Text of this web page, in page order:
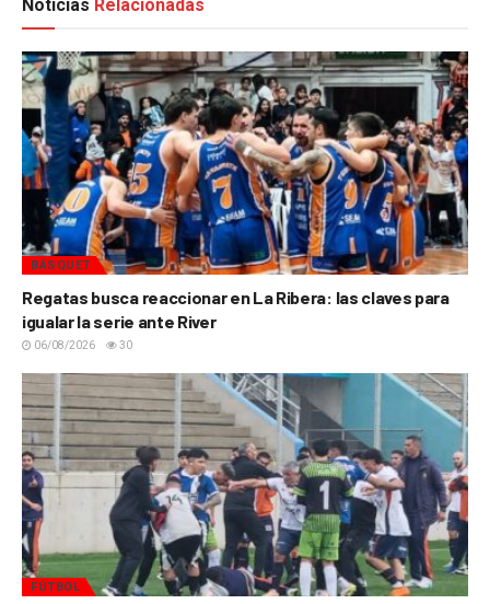
Noticias Relacionadas
BÁSQUET
Regatas busca reaccionar en La Ribera: las claves para
igualar la serie ante River
06/08/2026 30
FÚTBOL